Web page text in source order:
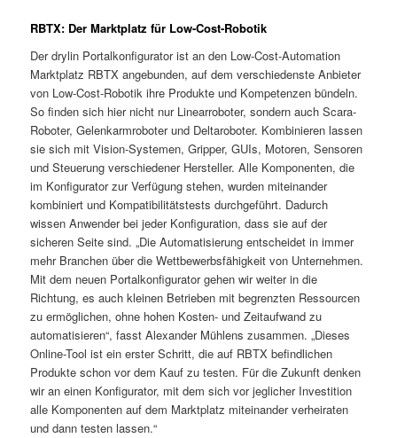
RBTX: Der Marktplatz für Low-Cost-Robotik
Der drylin Portalkonfigurator ist an den Low-Cost-Automation
Marktplatz RBTX angebunden, auf dem verschiedenste Anbieter
von Low-Cost-Robotik ihre Produkte und Kompetenzen bündeln.
So finden sich hier nicht nur Linearroboter, sondern auch Scara-
Roboter, Gelenkarmroboter und Deltaroboter. Kombinieren lassen
sie sich mit Vision-Systemen, Gripper, GUIs, Motoren, Sensoren
und Steuerung verschiedener Hersteller. Alle Komponenten, die
im Konfigurator zur Verfügung stehen, wurden miteinander
kombiniert und Kompatibilitätstests durchgeführt. Dadurch
wissen Anwender bei jeder Konfiguration, dass sie auf der
sicheren Seite sind. „Die Automatisierung entscheidet in immer
mehr Branchen über die Wettbewerbsfähigkeit von Unternehmen.
Mit dem neuen Portalkonfigurator gehen wir weiter in die
Richtung, es auch kleinen Betrieben mit begrenzten Ressourcen
zu ermöglichen, ohne hohen Kosten- und Zeitaufwand zu
automatisieren“, fasst Alexander Mühlens zusammen. „Dieses
Online-Tool ist ein erster Schritt, die auf RBTX befindlichen
Produkte schon vor dem Kauf zu testen. Für die Zukunft denken
wir an einen Konfigurator, mit dem sich vor jeglicher Investition
alle Komponenten auf dem Marktplatz miteinander verheiraten
und dann testen lassen.“